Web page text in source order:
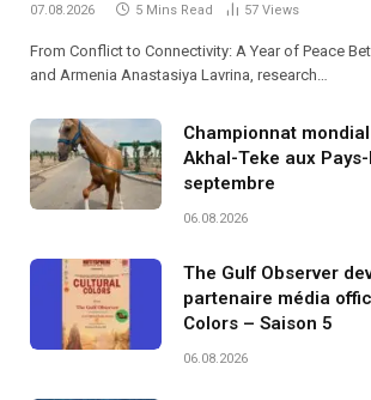
07.08.2026 5 Mins Read 57 Views
From Conflict to Connectivity: A Year of Peace
and Armenia Anastasiya Lavrina, research…
Championnat
Akhal-Teke aux
septembre
06.08.2026
The Gulf Observer
partenaire média
Colors – Saison 5
06.08.2026